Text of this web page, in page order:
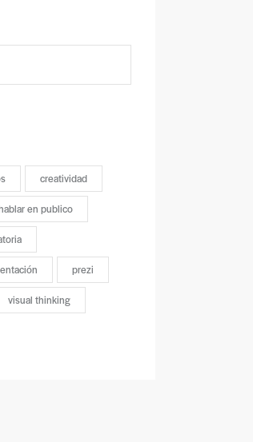
creatividad
en publico
prezi
visual thinking